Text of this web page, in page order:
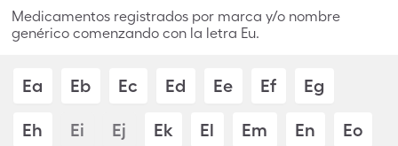
Medicamentos registrados por marca y/o nombre
genérico comenzando con la letra Eu.
Ea Eb Ec Ed Ee Ef Eg
Eh Ei Ej Ek El Em En Eo